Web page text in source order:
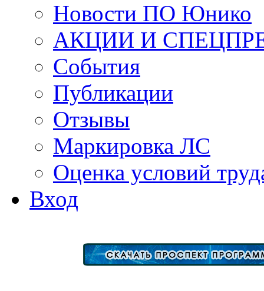
Новости ПО Юнико
АКЦИИ И
События
Публикации
Отзывы
Маркировка ЛС
Оценка условий
Вход